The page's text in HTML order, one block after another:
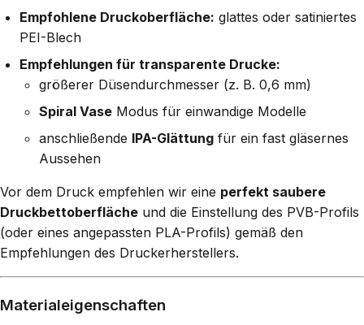
Empfohlene Druckoberfläche: glattes oder satiniertes
PEI-Blech
Empfehlungen für transparente Drucke:
größerer Düsendurchmesser (z. B. 0,6 mm)
Spiral Vase Modus für einwandige Modelle
anschließende IPA-Glättung für ein fast gläsernes
Aussehen
Vor dem Druck empfehlen wir eine perfekt saubere
Druckbettoberfläche und die Einstellung des PVB-Profils
(oder eines angepassten PLA-Profils) gemäß den
Empfehlungen des Druckerherstellers.
Materialeigenschaften